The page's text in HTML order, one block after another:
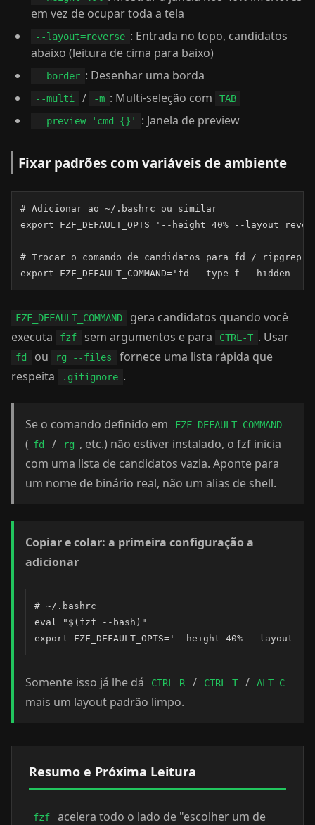
em vez de ocupar toda a tela
--layout=reverse : Entrada no topo, candidatos
abaixo (leitura de cima para baixo)
--border : Desenhar uma borda
--multi / -m : Multi-seleção com
TAB
--preview 'cmd {}'
: Janela de preview
Fixar padrões com variáveis de ambiente
# Adicionar ao ~/.bashrc ou similar
export FZF_DEFAULT_OPTS='--height 40% --
# Trocar o comando de candidatos para fd /
export FZF_DEFAULT_COMMAND='fd --type f --hidden
FZF_DEFAULT_COMMAND
gera candidatos quando você
executa
fzf sem argumentos e para CTRL-T . Usar
fd ou rg --files
fornece uma lista rápida que
respeita
.gitignore .
Se o comando definido em FZF_DEFAULT_COMMAND
( fd / rg , etc.) não estiver instalado, o fzf inicia
com uma lista de candidatos vazia. Aponte para
um nome de binário real, não um alias de shell.
Copiar e colar: a primeira configuração a
adicionar
# ~/.bashrc
eval "$(fzf --bash)"
export FZF_DEFAULT_OPTS='--height 40% --
Somente isso já lhe dá CTRL-R / CTRL-T / ALT-C
mais um layout padrão limpo.
Resumo e Próxima Leitura
fzf
acelera todo o lado de "escolher um de